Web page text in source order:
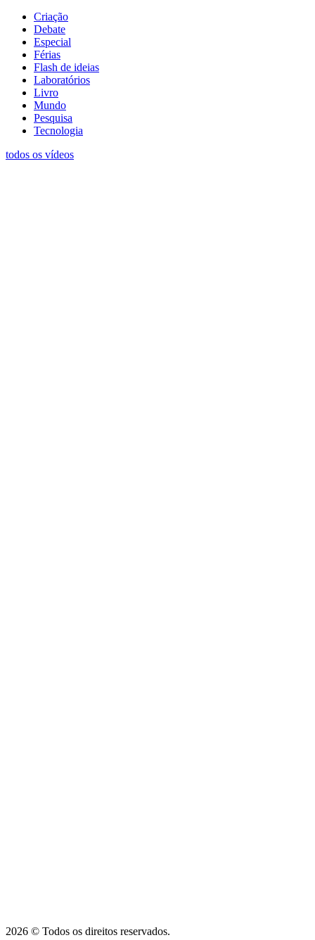
Criação
Debate
Especial
Férias
Flash de ideias
Laboratórios
Livro
Mundo
Pesquisa
Tecnologia
todos os vídeos
2026 © Todos os direitos reservados.